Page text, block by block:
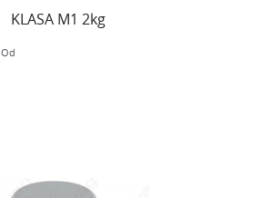
KLASA M1 2kg
Od